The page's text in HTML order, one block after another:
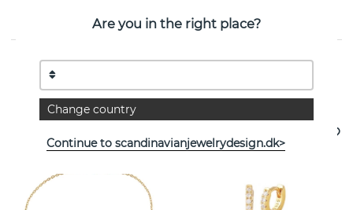
Se flere varer
Are you in the right place?
Change country
Continue to scandinavianjewelrydesign.dk>